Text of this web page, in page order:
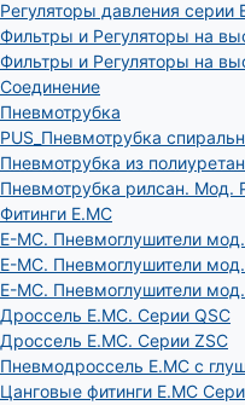
Регуляторы давления серии
Фильтры и Регуляторы на
Фильтры и Регуляторы на
Соединение
Пневмотрубка
PUS_Пневмотрубка
Пневмотрубка из
Пневмотрубка рилсан. Мод.
Фитинги E.MC
E-MC. Пневмоглушители
E-MC. Пневмоглушители
E-MC. Пневмоглушители
Дроссель E.MC. Серии QSC
Дроссель E.MC. Серии ZSC
Пневмодроссель E.MC с
Цанговые фитинги E.MC